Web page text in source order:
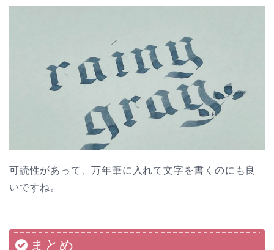
可読性があって、万年筆に入れて文字を書くのにも良
いですね。
まとめ